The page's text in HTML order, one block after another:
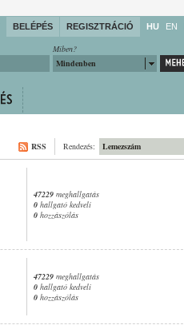
BELÉPÉS REGISZTRÁCIÓ HU EN
Miben?
Mindenben
Lemezszám
Rendezés:
RSS
47229 meghallgatás
0 hallgató kedveli
0 hozzászólás
47229 meghallgatás
0 hallgató kedveli
0 hozzászólás